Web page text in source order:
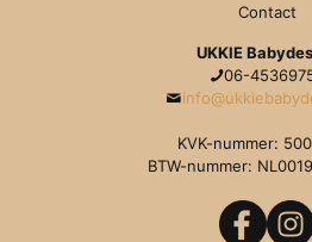
Contact
UKKIE
06-
KVK-nummer:
BTW-nummer: